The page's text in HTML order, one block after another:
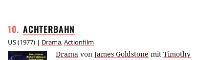
10. ACHTERBAHN
US(1977) | Drama,Actionfilm
Drama von James Goldstone mit Timothy